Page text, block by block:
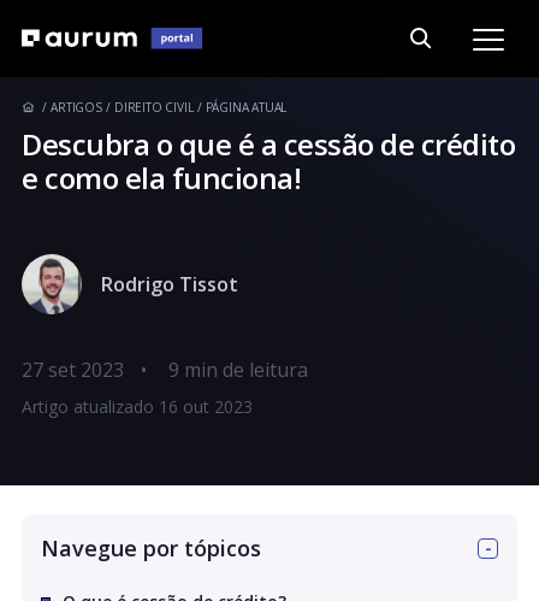
ARTIGOS DIREITO CIVIL PÁGINA ATUAL
Descubra o que é a cessão de crédito
e como ela funciona!
Rodrigo Tissot
27 set 2023 •
Artigo atualizado 16 out 2023
Navegue por tópicos